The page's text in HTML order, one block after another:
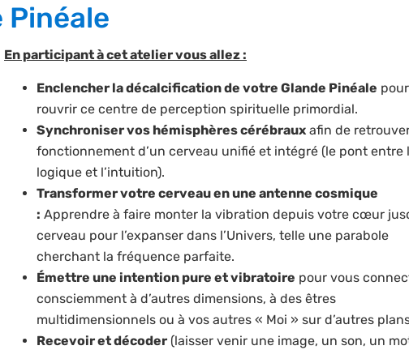
Pinéale
En participant à cet atelier vous allez :
Enclencher la décalcification de votre Glande Pinéale pour
rouvrir ce centre de perception spirituelle primordial.
Synchroniser vos hémisphères cérébraux afin de
fonctionnement d’un cerveau unifié et intégré (le pont entre
logique et l’intuition).
Transformer votre cerveau en une antenne cosmique
: Apprendre à faire monter la vibration depuis votre cœur
cerveau pour l’expanser dans l’Univers, telle une parabole
cherchant la fréquence parfaite.
Émettre une intention pure et vibratoire pour vous
consciemment à d’autres dimensions, à des êtres
multidimensionnels ou à vos autres « Moi » sur d’autres
Recevoir et décoder (laisser venir une image, un son, un